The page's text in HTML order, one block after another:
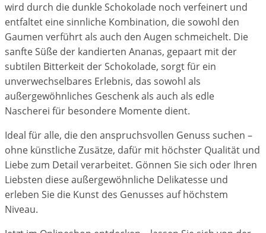
wird durch die dunkle Schokolade noch verfeinert und
entfaltet eine sinnliche Kombination, die sowohl den
Gaumen verführt als auch den Augen schmeichelt. Die
sanfte Süße der kandierten Ananas, gepaart mit der
subtilen Bitterkeit der Schokolade, sorgt für ein
unverwechselbares Erlebnis, das sowohl als
außergewöhnliches Geschenk als auch als edle
Nascherei für besondere Momente dient.
Ideal für alle, die den anspruchsvollen Genuss suchen –
ohne künstliche Zusätze, dafür mit höchster Qualität und
Liebe zum Detail verarbeitet. Gönnen Sie sich oder Ihren
Liebsten diese außergewöhnliche Delikatesse und
erleben Sie die Kunst des Genusses auf höchstem
Niveau.